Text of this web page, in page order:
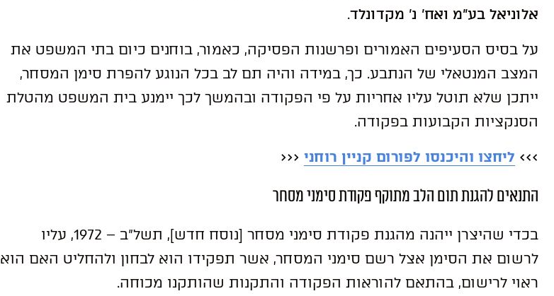
אלוניאל בע”מ ואח’ נ’ מקדונלד.
על בסיס הסעיפים האמורים ופרשנות הפסיקה, כאמור, בוחנים כיום בתי המשפט את
המצב המנטאלי של הנתבע. כך, במידה והיה תם לב בכל הנוגע להפרת סימן המסחר,
ייתכן שלא תוטל עליו אחריות על פי הפקודה ובהמשך לכך יימנע בית המשפט מהטלת
הסנקציות הקבועות בפקודה.
>>> ליחצו והיכנסו לפורום קניין רוחני <<<
התנאים להגנת תום הלב מתוקף פקודת סימני מסחר
בכדי שהיצרן ייהנה מהגנת פקודת סימני מסחר [נוסח חדש], תשל”ב – 1972, עליו
לרשום את הסימן אצל רשם סימני המסחר, אשר תפקידו הוא לבחון ולהחליט האם הוא
ראוי לרישום, בהתאם להוראות הפקודה והתקנות שהותקנו מכוחה.